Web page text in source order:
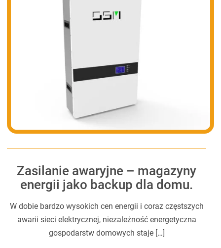
Zasilanie awaryjne – magazyny
energii jako backup dla domu.
W dobie bardzo wysokich cen energii i coraz częstszych
awarii sieci elektrycznej, niezależność energetyczna
gospodarstw domowych staje […]